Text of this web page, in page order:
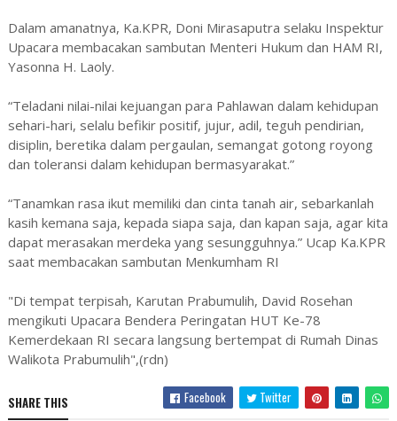
Dalam amanatnya, Ka.KPR, Doni Mirasaputra selaku Inspektur
Upacara membacakan sambutan Menteri Hukum dan HAM RI,
Yasonna H. Laoly.
“Teladani nilai-nilai kejuangan para Pahlawan dalam kehidupan
sehari-hari, selalu befikir positif, jujur, adil, teguh pendirian,
disiplin, beretika dalam pergaulan, semangat gotong royong
dan toleransi dalam kehidupan bermasyarakat.”
“Tanamkan rasa ikut memiliki dan cinta tanah air, sebarkanlah
kasih kemana saja, kepada siapa saja, dan kapan saja, agar kita
dapat merasakan merdeka yang sesungguhnya.” Ucap Ka.KPR
saat membacakan sambutan Menkumham RI
"Di tempat terpisah, Karutan Prabumulih, David Rosehan
mengikuti Upacara Bendera Peringatan HUT Ke-78
Kemerdekaan RI secara langsung bertempat di Rumah Dinas
Walikota Prabumulih",(rdn)
SHARE THIS Facebook Twitter